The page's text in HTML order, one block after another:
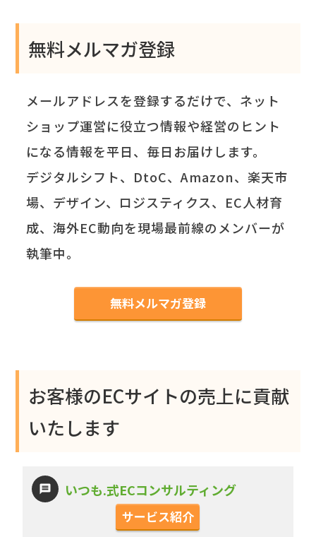
無料メルマガ登録
メールアドレスを登録するだけで、ネット
ショップ運営に役立つ情報や経営のヒント
になる情報を平日、毎日お届けします。
デジタルシフト、DtoC、Amazon、楽天市
場、デザイン、ロジスティクス、EC人材育
成、海外EC動向を現場最前線のメンバーが
執筆中。
無料メルマガ登録
お客様のECサイトの売上に貢献
いたします
いつも.式ECコンサルティング
サービス紹介